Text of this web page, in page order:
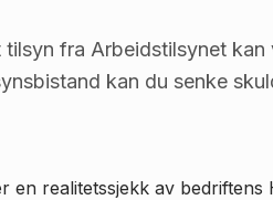
tilsyn fra Arbeidstilsynet
kan du senke
en realitetssjekk av bedriftens